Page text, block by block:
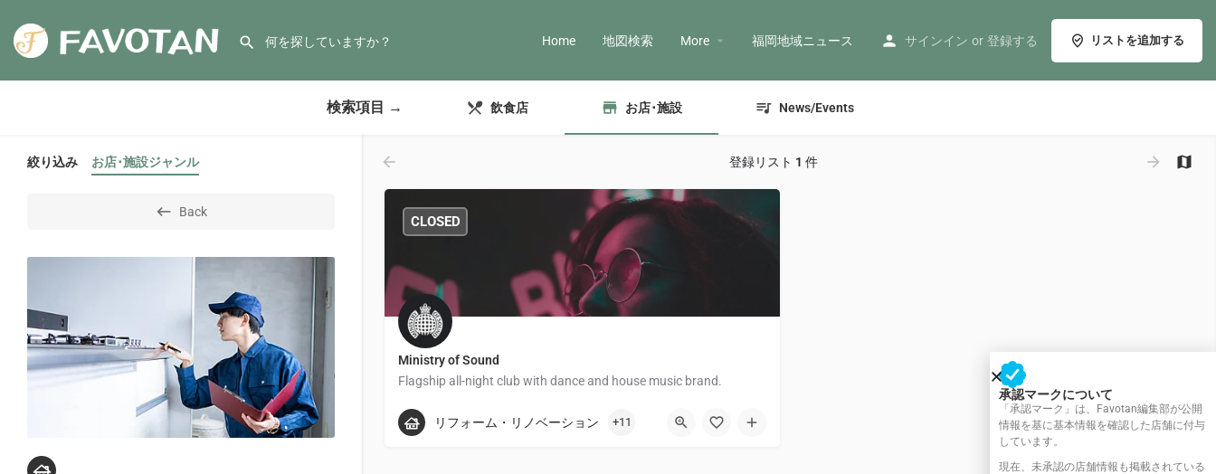
Home 地図検索 More 福岡地域ニュース サインイン or 登録する リストを追加する
検索項目 → 飲食店 お店･施設 News/Events
絞り込み お店･施設ジャンル
Back
登録リスト 1 件
Ministry of Sound
Flagship all-night club with dance and house music brand.
+44 20 1324 21
CLOSED
リフォーム・リノベーション +11
承認マークについて
「承認マーク」は、Favotan編集部が公開
情報を基に基本情報を確認した店舗に付与
しています。
現在、未承認の店舗情報も掲載されている